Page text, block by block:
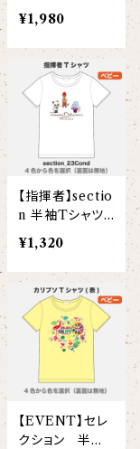
ラブコンサートT
シャツ(大人)
¥1,980
【指揮者】sectio
n 半袖Tシャツ
片面(ベビー)
¥1,320
【EVENT】セレ
クション 半袖